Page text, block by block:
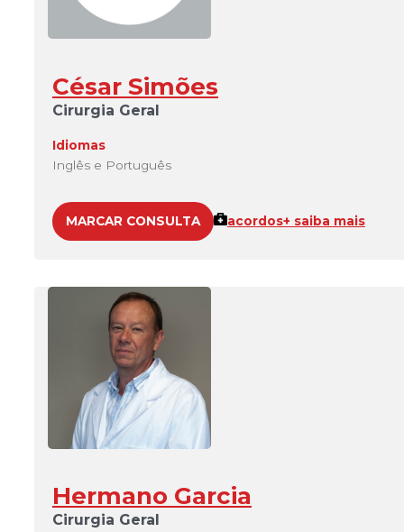
César Simões
Cirurgia Geral
Idiomas
Inglês e Português
MARCAR CONSULTA acordos+ saiba mais
Hermano Garcia
Cirurgia Geral